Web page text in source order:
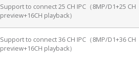
Support to connect 25 CH IPC（8MP/D1+25 CH
preview+16CH playback）
Support to connect 36 CH IPC（8MP/D1+36 CH
preview+16CH playback）